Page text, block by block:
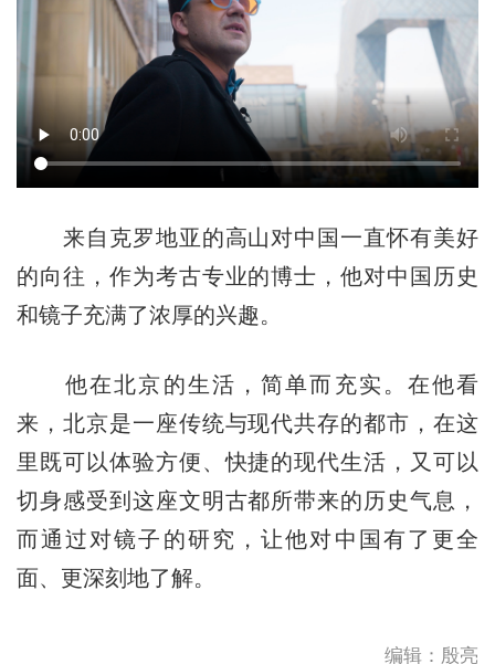
来自克罗地亚的高山对中国一直怀有美好
的向往，作为考古专业的博士，他对中国历史
和镜子充满了浓厚的兴趣。
他在北京的生活，简单而充实。在他看
来，北京是一座传统与现代共存的都市，在这
里既可以体验方便、快捷的现代生活，又可以
切身感受到这座文明古都所带来的历史气息，
而通过对镜子的研究，让他对中国有了更全
面、更深刻地了解。
编辑：殷亮